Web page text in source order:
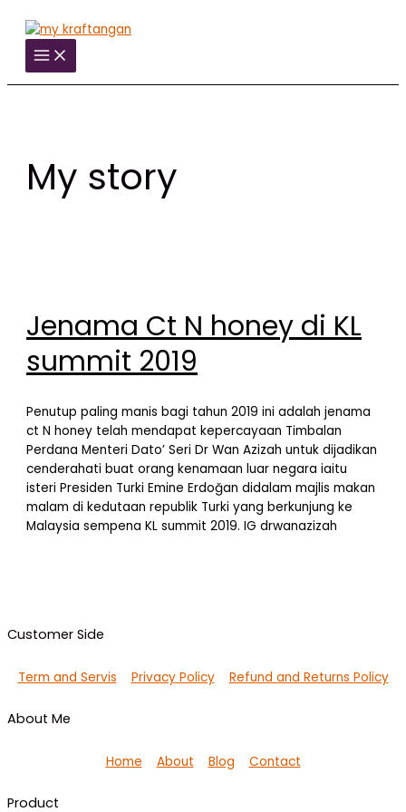
Skip
content
Main
Menu
My story
Jenama Ct N honey di KL
summit 2019
Penutup paling manis bagi tahun 2019 ini adalah jenama
ct N honey telah mendapat kepercayaan Timbalan
Perdana Menteri Dato’ Seri Dr Wan Azizah untuk dijadikan
cenderahati buat orang kenamaan luar negara iaitu
isteri Presiden Turki Emine Erdoğan didalam majlis makan
malam di kedutaan republik Turki yang berkunjung ke
Malaysia sempena KL summit 2019. IG drwanazizah
Customer Side
Term and Servis Privacy Policy Refund and Returns Policy
About Me
Home About Blog Contact
Product